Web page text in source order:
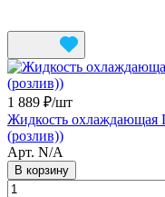
1 889 ₽/шт
Жидкость охлаждающая
(розлив))
Арт. N/A
В корзину